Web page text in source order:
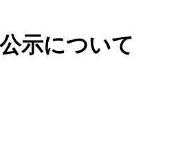
示について